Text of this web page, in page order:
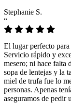
Stephanie S.
“
El lugar perfecto
Servicio rápido y
mesero; ni hace falta
sopa de lentejas y la
miel de trufa fue lo
personas. Apenas
aseguramos de pedir